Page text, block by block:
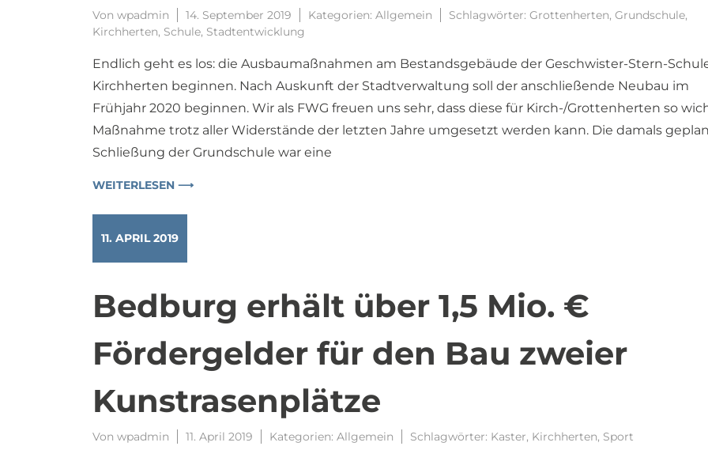
Von wpadmin 14. September 2019 Kategorien: Allgemein Schlagwörter: Grottenherten, Grundschule,
Kirchherten, Schule, Stadtentwicklung
Endlich geht es los: die Ausbaumaßnahmen am Bestandsgebäude der Geschwister-Stern-
Kirchherten beginnen. Nach Auskunft der Stadtverwaltung soll der anschließende Neubau im
Frühjahr 2020 beginnen. Wir als FWG freuen uns sehr, dass diese für Kirch-/Grottenherten so
Maßnahme trotz aller Widerstände der letzten Jahre umgesetzt werden kann. Die damals
Schließung der Grundschule war eine
WEITERLESEN ⟶
11. APRIL 2019
Bedburg erhält über 1,5 Mio. €
Fördergelder für den Bau zweier
Kunstrasenplätze
Von wpadmin 11. April 2019 Kategorien: Allgemein Schlagwörter: Kaster, Kirchherten, Sport